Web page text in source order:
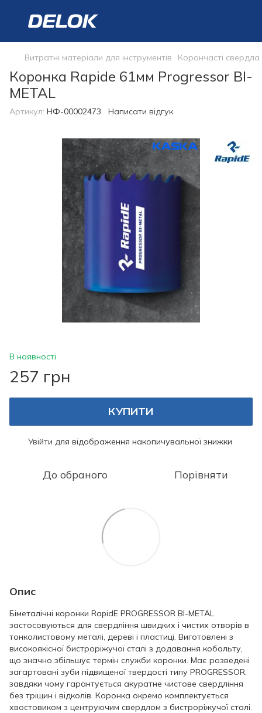
Витратні матеріали для інструментів Корончасті свердла
Коронка Rapide 61мм Progressor BI-
METAL
Артикул: НФ-00002473 Написати відгук
В наявності
257 грн
КУПИТИ
Увійти для відображення накопичувальної знижки
До обраного Порівняти
Опис
Біметалічні коронки RapidE PROGRESSOR BI-METAL
застосовуються для свердління швидких і чистих отворів в
тонколистовому металі, дереві і пластиці. Виготовлені з
високоякісної бистроріжучої сталі з додавання кобальту,
що значно збільшує термін служби коронки. Має розведені
загартовані зуби підвищеної твердості типу PROGRESSOR,
завдяки чому гарантується акуратне чистове свердління
без тріщин і відколів. Коронка окремо комплектується
хвостовиком з центруючим свердлом з бистроріжучої сталі.